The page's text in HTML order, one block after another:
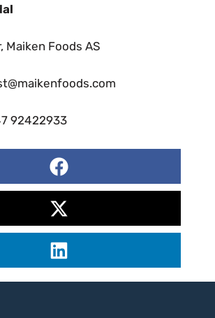
Maiken Foods AS
92422933